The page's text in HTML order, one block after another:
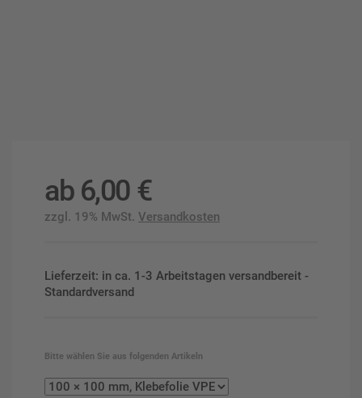
ab 6,00 €
zzgl. 19% MwSt. Versandkosten
Lieferzeit: in ca. 1-3 Arbeitstagen versandbereit -
Standardversand
Bitte wählen Sie aus folgenden Artikeln